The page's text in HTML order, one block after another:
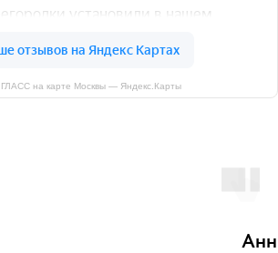
на карте Москвы — Яндекс.Карты